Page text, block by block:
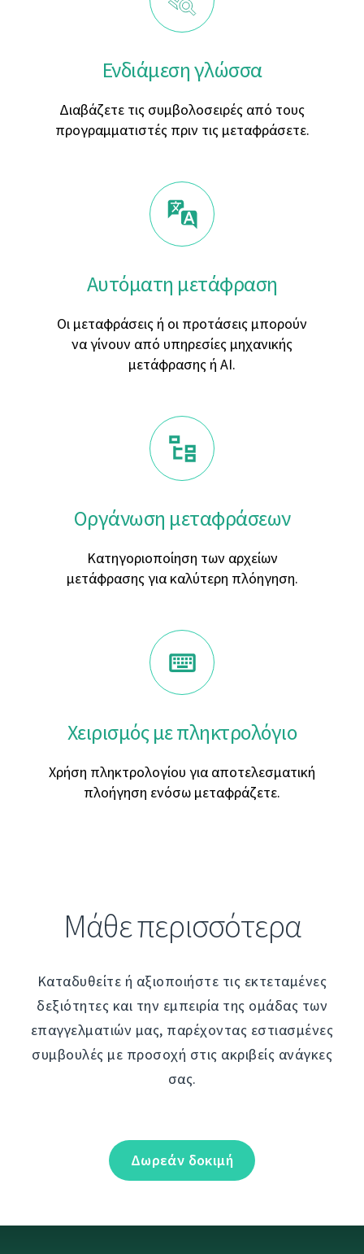
Ενδιάμεση γλώσσα
Διαβάζετε τις συμβολοσειρές από τους
προγραμματιστές πριν τις μεταφράσετε.
Αυτόματη μετάφραση
Οι μεταφράσεις ή οι προτάσεις μπορούν
να γίνουν από υπηρεσίες μηχανικής
μετάφρασης ή AI.
Οργάνωση μεταφράσεων
Κατηγοριοποίηση των αρχείων
μετάφρασης για καλύτερη πλόηγηση.
Χειρισμός με πληκτρολόγιο
Χρήση πληκτρολογίου για αποτελεσματική
πλοήγηση ενόσω μεταφράζετε.
Μάθε περισσότερα
Καταδυθείτε ή αξιοποιήστε τις εκτεταμένες
δεξιότητες και την εμπειρία της ομάδας των
επαγγελματιών μας, παρέχοντας εστιασμένες
συμβουλές με προσοχή στις ακριβείς ανάγκες
σας.
Δωρεάν δοκιμή